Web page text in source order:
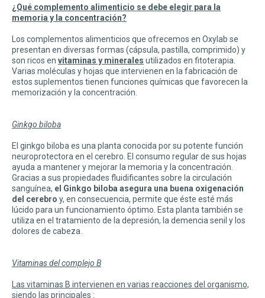
¿Qué complemento alimenticio se debe elegir para la
memoria y la concentración?
Los complementos alimenticios que ofrecemos en Oxylab se
presentan en diversas formas (cápsula, pastilla, comprimido) y
son ricos en vitaminas y minerales utilizados en fitoterapia.
Varias moléculas y hojas que intervienen en la fabricación de
estos suplementos tienen funciones químicas que favorecen la
memorización y la concentración.
Ginkgo biloba
El ginkgo biloba es una planta conocida por su potente función
neuroprotectora en el cerebro. El consumo regular de sus hojas
ayuda a mantener y mejorar la memoria y la concentración.
Gracias a sus propiedades fluidificantes sobre la circulación
sanguínea, el Ginkgo biloba asegura una buena oxigenación
del cerebro y, en consecuencia, permite que éste esté más
lúcido para un funcionamiento óptimo. Esta planta también se
utiliza en el tratamiento de la depresión, la demencia senil y los
dolores de cabeza.
Vitaminas del complejo B
Las vitaminas B intervienen en varias reacciones del organismo,
siendo las principales :